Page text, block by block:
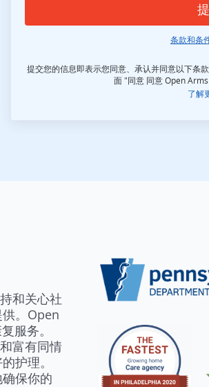
条款和条
提交您的信息即表示您同意、承认并同意以下条
面 "同意 同意 Open
了解
和关心社
。Open
服务。
富有同情
护理。
保你的